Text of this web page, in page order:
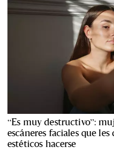
“Es muy destructivo”:
escáneres faciales que
estéticos hacerse